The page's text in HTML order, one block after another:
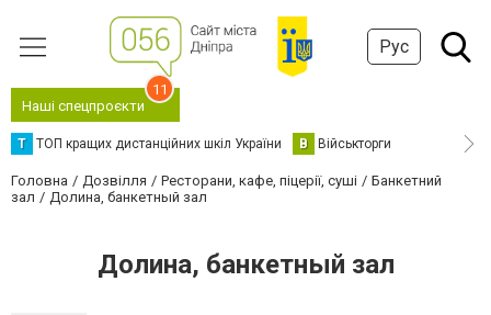
Рус
Наші спецпроєкти
11
Т ТОП кращих дистанційних шкіл України В Військторги
Головна Дозвілля Ресторани, кафе, піцерії, суші
Банкетний
зал
Долина, банкетный зал
Долина, банкетный зал